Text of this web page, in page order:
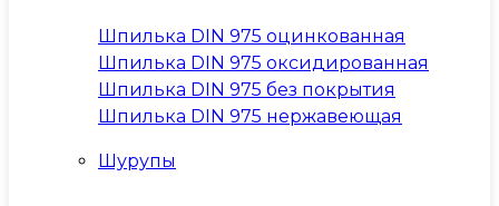
Шпилька DIN 975 оцинкованная
Шпилька DIN 975 оксидированная
Шпилька DIN 975 без покрытия
Шпилька DIN 975 нержавеющая
Шурупы